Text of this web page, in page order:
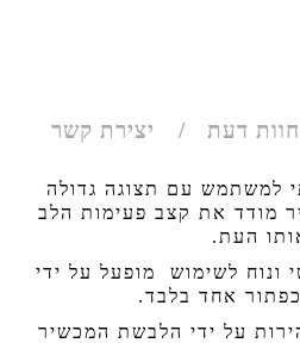
חוות דעת יצירת קשר
למשתמש עם תצוגה גדולה
מודד את קצב פעימות הלב
העת.
ונוח לשימוש מופעל על ידי
אחד בלבד.
על ידי הלבשת המכשיר